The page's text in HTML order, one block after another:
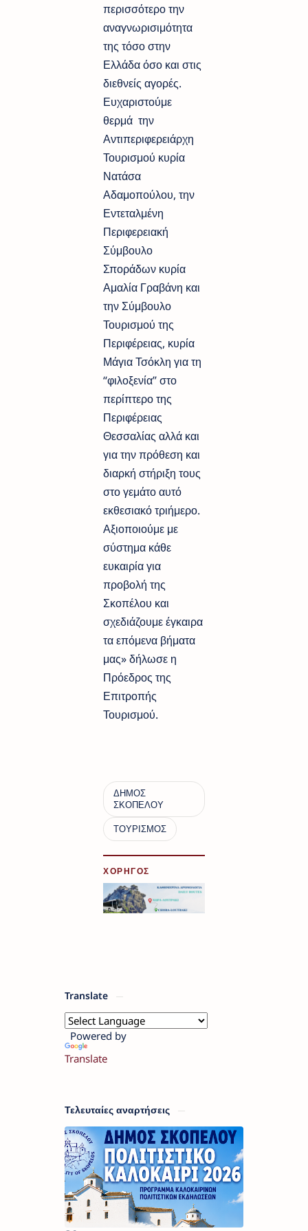
περισσότερο την
αναγνωρισιμότητα
της τόσο στην
Ελλάδα όσο και στις
διεθνείς αγορές.
Ευχαριστούμε
θερμά την
Αντιπεριφερειάρχη
Τουρισμού κυρία
Νατάσα
Αδαμοπούλου, την
Εντεταλμένη
Περιφερειακή
Σύμβουλο
Σποράδων κυρία
Αμαλία Γραβάνη και
την Σύμβουλο
Τουρισμού της
Περιφέρειας, κυρία
Μάγια Τσόκλη για τη
“φιλοξενία” στο
περίπτερο της
Περιφέρειας
Θεσσαλίας αλλά και
για την πρόθεση και ​
διαρκή στήριξη τους
στο γεμάτο αυτό
εκθεσιακό τριήμερο.
Αξιοποιούμε ​με
σύστημα κάθε
ευκαιρία για
προβολή της
Σκοπέλου και
σχεδιάζουμε έγκαιρα
τα επόμενα βήματα
μας» δήλωσε η
Πρόεδρος της
Επιτροπής
Τουρισμού.
ΧΟΡΗΓΟΣ
Translate
Powered by
Translate
Τελευταίες αναρτήσεις